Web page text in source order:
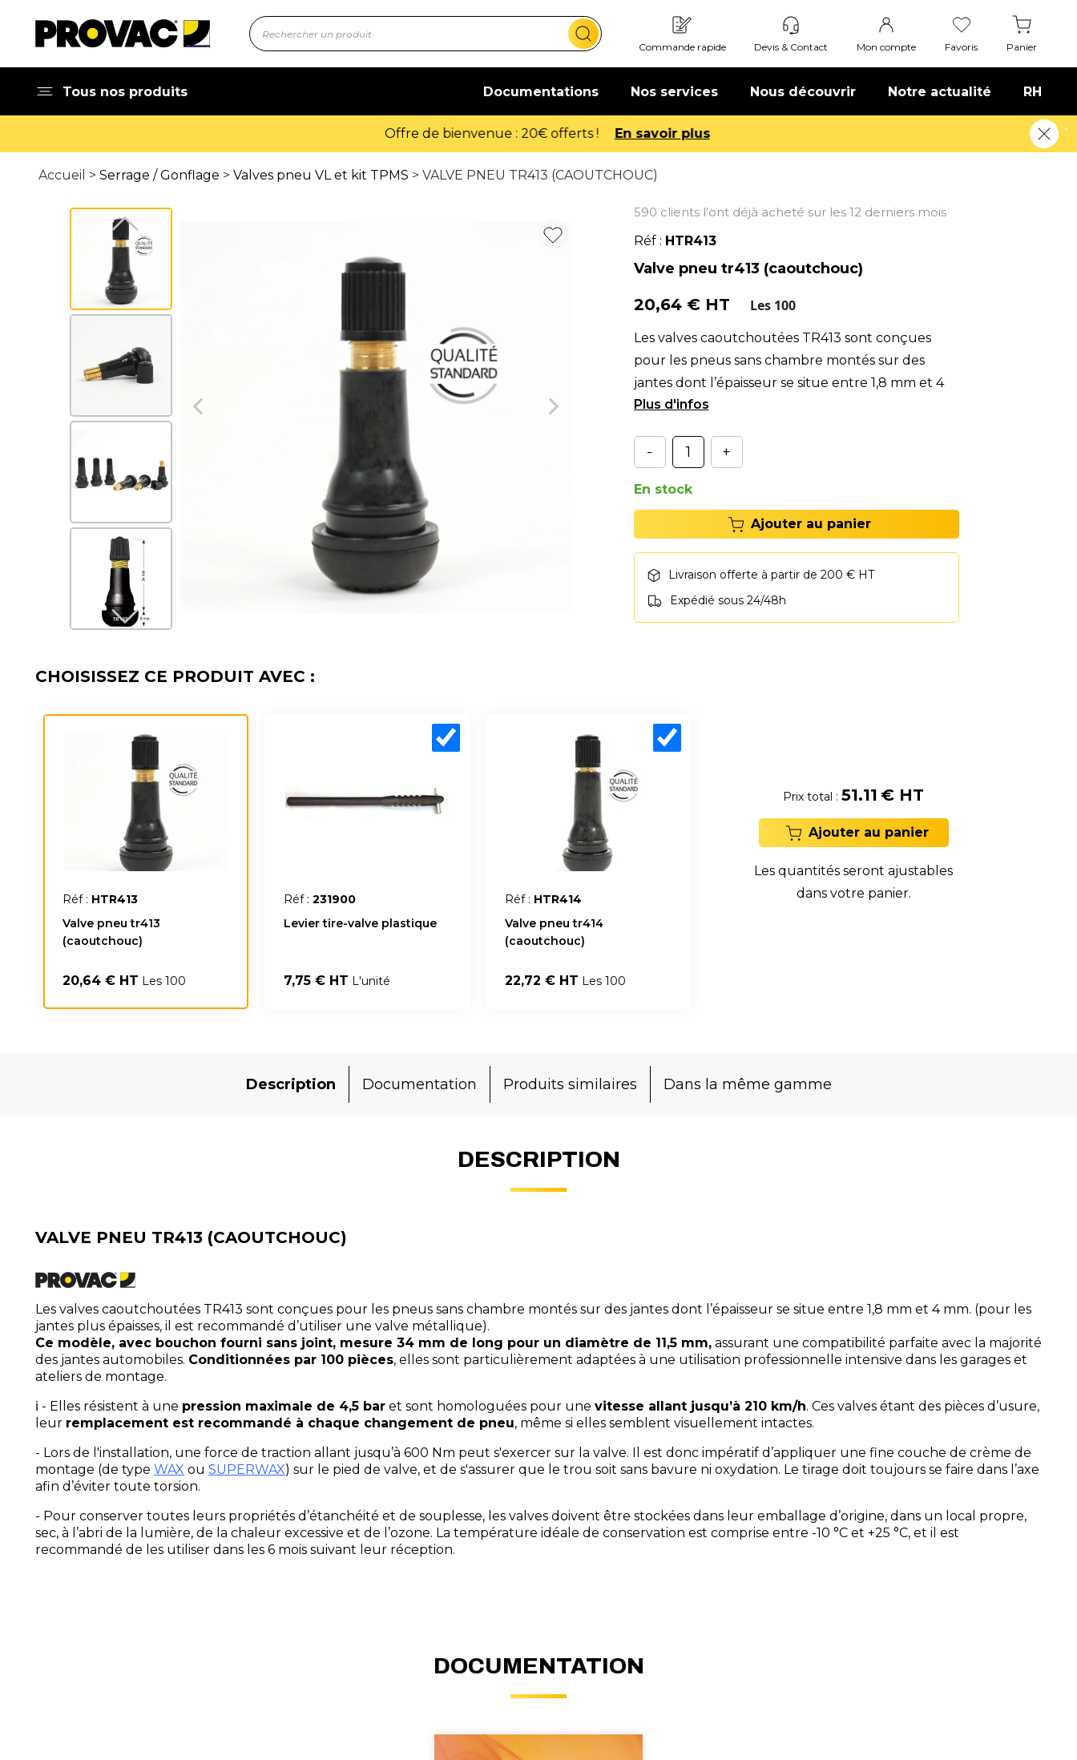
Commande rapide Devis & Contact Mon compte Favoris Panier
Tous nos produits Documentations Nos services Nous découvrir Notre actualité RH
Offre de bienvenue : 20€ offerts ! En savoir plus
Accueil > Serrage / Gonflage > Valves pneu VL et kit TPMS > VALVE PNEU TR413 (CAOUTCHOUC)
590 clients l'ont déjà acheté sur les 12 derniers mois
Réf : HTR413
Valve pneu tr413 (caoutchouc)
20,64 € HT Les 100
Les valves caoutchoutées TR413 sont conçues
pour les pneus sans chambre montés sur des
jantes dont l’épaisseur se situe entre 1,8 mm et 4
mm. (pour le
- +
En stock
Ajouter au panier
Livraison offerte à partir de 200 € HT
Expédié sous 24/48h
CHOISISSEZ CE PRODUIT AVEC :
Réf : HTR413
Valve pneu tr413
(caoutchouc)
20,64 € HT Les 100
Réf : 231900
Levier tire-valve plastique
7,75 € HT L'unité
Réf : HTR414
Valve pneu tr414
(caoutchouc)
22,72 € HT Les 100
Prix total :51.11 € HT
Ajouter au panier
Les quantités seront ajustables
dans votre panier.
Description Documentation Produits similaires Dans la même gamme
DESCRIPTION
VALVE PNEU TR413 (CAOUTCHOUC)
Les valves caoutchoutées TR413 sont conçues pour les pneus sans chambre montés sur des jantes dont l’épaisseur se situe entre 1,8 mm et 4 mm. (pour les
jantes plus épaisses, il est recommandé d’utiliser une valve métallique).
Ce modèle, avec bouchon fourni sans joint, mesure 34 mm de long pour un diamètre de 11,5 mm, assurant une compatibilité parfaite avec la majorité
des jantes automobiles. Conditionnées par 100 pièces, elles sont particulièrement adaptées à une utilisation professionnelle intensive dans les garages et
ateliers de montage.
ℹ️ - Elles résistent à une pression maximale de 4,5 bar et sont homologuées pour une vitesse allant jusqu’à 210 km/h. Ces valves étant des pièces d’usure,
leur remplacement est recommandé à chaque changement de pneu, même si elles semblent visuellement intactes.
- Lors de l'installation, une force de traction allant jusqu’à 600 Nm peut s'exercer sur la valve. Il est donc impératif d’appliquer une fine couche de crème de
montage (de type WAX ou SUPERWAX) sur le pied de valve, et de s'assurer que le trou soit sans bavure ni oxydation. Le tirage doit toujours se faire dans l’axe
afin d’éviter toute torsion.
- Pour conserver toutes leurs propriétés d’étanchéité et de souplesse, les valves doivent être stockées dans leur emballage d’origine, dans un local propre,
sec, à l’abri de la lumière, de la chaleur excessive et de l’ozone. La température idéale de conservation est comprise entre -10 °C et +25 °C, et il est
recommandé de les utiliser dans les 6 mois suivant leur réception.
DOCUMENTATION